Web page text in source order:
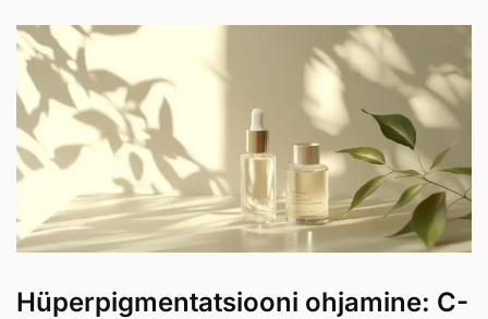
Hüperpigmentatsiooni ohjamine: C-